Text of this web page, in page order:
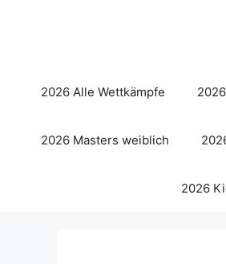
2026 Alle Wettkämpfe
2026 Masters weiblich
2026